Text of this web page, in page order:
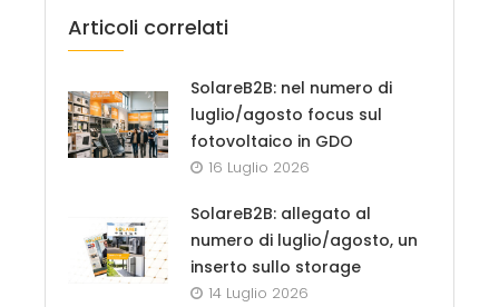
Articoli correlati
SolareB2B: nel numero di
luglio/agosto focus sul
fotovoltaico in GDO
16 Luglio 2026
SolareB2B: allegato al
numero di luglio/agosto, un
inserto sullo storage
14 Luglio 2026